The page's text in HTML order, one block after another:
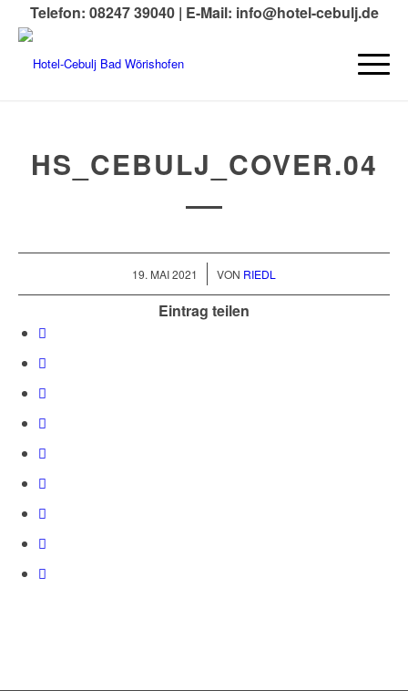
Telefon: 08247 39040 | E-Mail: info@hotel-cebulj.de
HS_CEBULJ_COVER.04
19. MAI 2021
/ VON RIEDL
Eintrag teilen